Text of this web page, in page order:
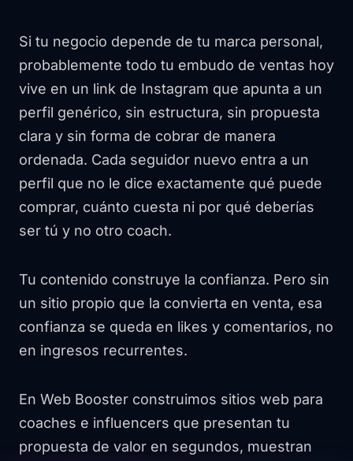
Si tu negocio depende de tu marca personal,
probablemente todo tu embudo de ventas hoy
vive en un link de Instagram que apunta a un
perfil genérico, sin estructura, sin propuesta
clara y sin forma de cobrar de manera
ordenada. Cada seguidor nuevo entra a un
perfil que no le dice exactamente qué puede
comprar, cuánto cuesta ni por qué deberías
ser tú y no otro coach.
Tu contenido construye la confianza. Pero sin
un sitio propio que la convierta en venta, esa
confianza se queda en likes y comentarios, no
en ingresos recurrentes.
En Web Booster construimos sitios web para
coaches e influencers que presentan tu
propuesta de valor en segundos, muestran